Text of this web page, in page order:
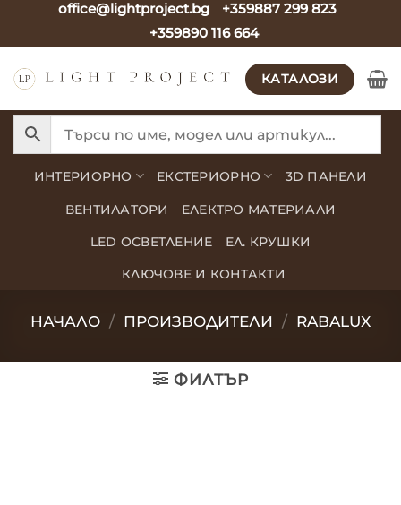
office@lightproject.bg
+359887 299 823
+359890 116 664
КАТАЛОЗИ
ИНТЕРИОРНО ЕКСТЕРИОРНО 3D ПАНЕЛИ
ВЕНТИЛАТОРИ ЕЛЕКТРО МАТЕРИАЛИ
LED ОСВЕТЛЕНИЕ ЕЛ. КРУШКИ
КЛЮЧОВЕ И КОНТАКТИ
НАЧАЛО / ПРОИЗВОДИТЕЛИ / RABALUX
ФИЛТЪР